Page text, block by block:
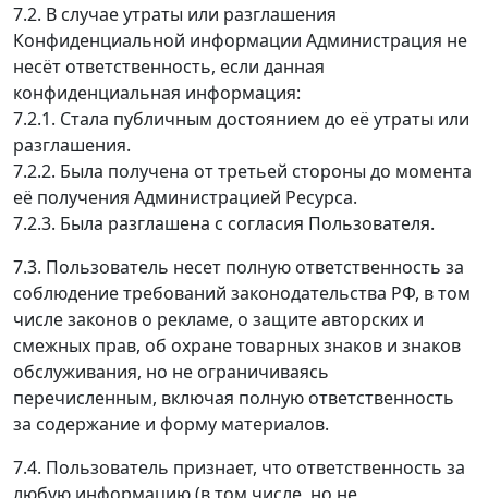
7.2. В случае утраты или разглашения
Конфиденциальной информации Администрация не
несёт ответственность, если данная
конфиденциальная информация:
7.2.1. Стала публичным достоянием до её утраты или
разглашения.
7.2.2. Была получена от третьей стороны до момента
её получения Администрацией Ресурса.
7.2.3. Была разглашена с согласия Пользователя.
7.3. Пользователь несет полную ответственность за
соблюдение требований законодательства РФ, в том
числе законов о рекламе, о защите авторских и
смежных прав, об охране товарных знаков и знаков
обслуживания, но не ограничиваясь
перечисленным, включая полную ответственность
за содержание и форму материалов.
7.4. Пользователь признает, что ответственность за